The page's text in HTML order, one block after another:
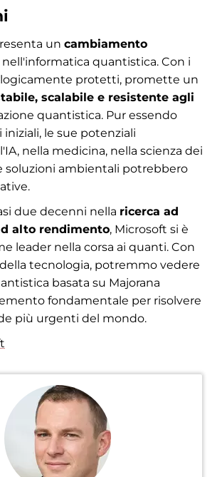
un cambiamento
nell'informatica quantistica. Con i
protetti, promette un
scalabile e resistente agli
quantistica. Pur essendo
iniziali, le sue potenziali
nella medicina, nella scienza dei
soluzioni ambientali potrebbero
due decenni nella ricerca ad
alto rendimento, Microsoft si è
leader nella corsa ai quanti. Con
tecnologia, potremmo vedere
basata su Majorana
fondamentale per risolvere
più urgenti del mondo.